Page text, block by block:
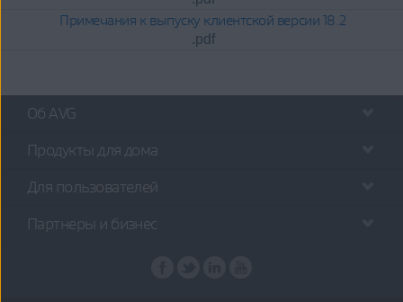
Примечания к выпуску клиентской версии 18.2
.pdf
Об AVG
Продукты для дома
Для пользователей
Партнеры и бизнес